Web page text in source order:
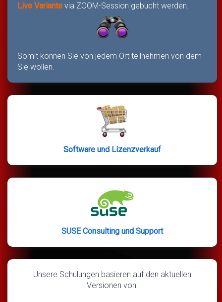
Live Variante via ZOOM-Session gebucht werden.
Somit können Sie von jedem Ort teilnehmen von dem
Sie wollen.
Software und Lizenzverkauf
SUSE Consulting und Support
Unsere Schulungen basieren auf den aktuellen
Versionen von: